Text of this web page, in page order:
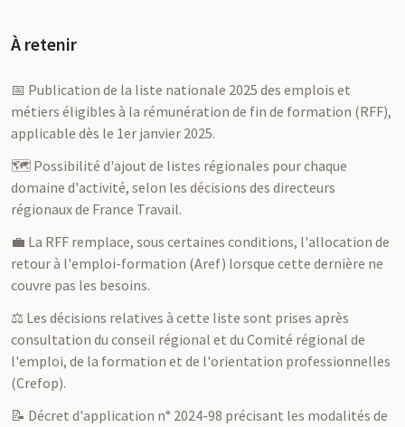
À retenir
📅 Publication de la liste nationale 2025 des emplois et
métiers éligibles à la rémunération de fin de formation (RFF),
applicable dès le 1er janvier 2025.
🗺️ Possibilité d'ajout de listes régionales pour chaque
domaine d'activité, selon les décisions des directeurs
régionaux de France Travail.
💼 La RFF remplace, sous certaines conditions, l'allocation de
retour à l'emploi-formation (Aref) lorsque cette dernière ne
couvre pas les besoins.
⚖️ Les décisions relatives à cette liste sont prises après
consultation du conseil régional et du Comité régional de
l'emploi, de la formation et de l'orientation professionnelles
(Crefop).
📝 Décret d'application n° 2024-98 précisant les modalités de